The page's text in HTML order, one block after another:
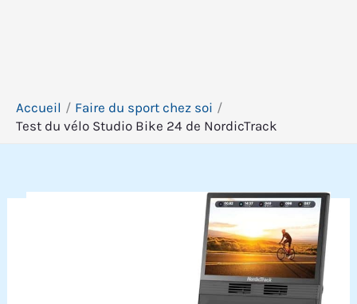
Accueil
Faire du sport chez soi
Test du vélo Studio Bike 24 de NordicTrack